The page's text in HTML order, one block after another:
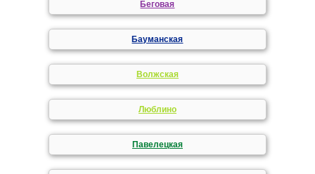
Беговая
Бауманская
Волжская
Люблино
Павелецкая